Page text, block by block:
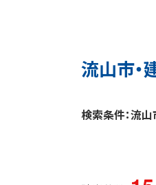
流山市・
検索条件：流